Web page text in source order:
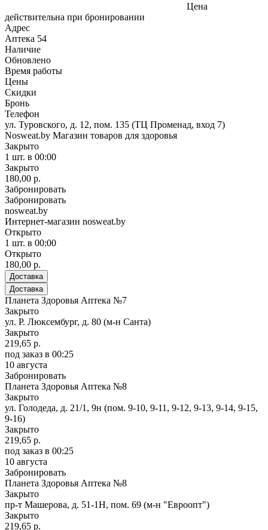
Цена
действительна при бронировании
Адрес
Аптека 54
Наличие
Обновлено
Время работы
Цены
Скидки
Бронь
Телефон
ул. Туровского, д. 12, пом. 135 (ТЦ Променад, вход 7)
Nosweat.by Магазин товаров для здоровья
Закрыто
1 шт. в 00:00
Закрыто
180,00 р.
Забронировать
Забронировать
nosweat.by
Интернет-магазин nosweat.by
Открыто
1 шт. в 00:00
Открыто
180,00 р.
Доставка
Доставка
Планета Здоровья Аптека №7
Закрыто
ул. Р. Люксембург, д. 80 (м-н Санта)
Закрыто
219,65 р.
под заказ в 00:25
10 августа
Забронировать
Планета Здоровья Аптека №8
Закрыто
ул. Голодеда, д. 21/1, 9н (пом. 9-10, 9-11, 9-12, 9-13, 9-14, 9-15,
9-16)
Закрыто
219,65 р.
под заказ в 00:25
10 августа
Забронировать
Планета Здоровья Аптека №8
Закрыто
пр-т Машерова, д. 51-1Н, пом. 69 (м-н "Евроопт")
Закрыто
219,65 р.